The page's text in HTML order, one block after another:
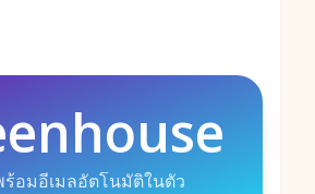
ร้อมอีเมลอัตโนมัติในตัว